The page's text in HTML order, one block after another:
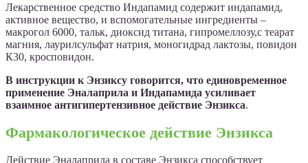
Лекарственное средство Индапамид содержит индапамид,
активное вещество, и вспомогательные ингредиенты –
макрогол 6000, тальк, диоксид титана, гипромеллозу,с теарат
магния, лаурилсульфат натрия, моногидрад лактозы, повидон
К30, кросповидон.
В инструкции к Энзиксу говорится, что единовременное
применение Эналаприла и Индапамида усиливает
взаимное антигипертензивное действие Энзикса.
Фармакологическое действие Энзикса
Действие Эналаприла в составе Энзикса способствует